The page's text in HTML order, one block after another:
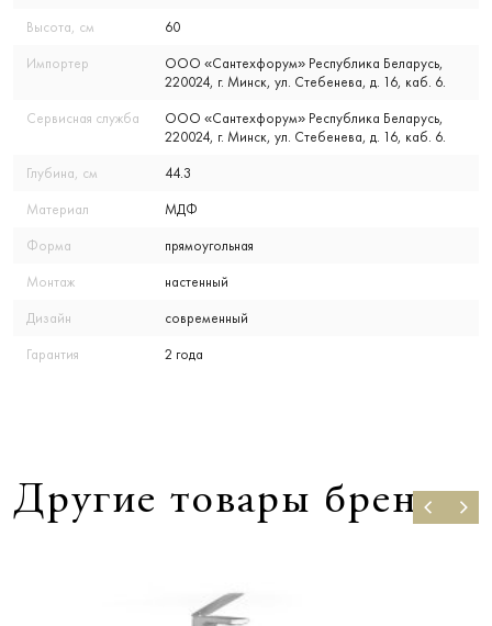
Высота, см 60
Импортер
ООО «Сантехфорум» Республика Беларусь,
220024, г. Минск, ул. Стебенева, д. 16, каб. 6.
Сервисная служба
ООО «Сантехфорум» Республика Беларусь,
220024, г. Минск, ул. Стебенева, д. 16, каб. 6.
Глубина, см 44.3
Материал МДФ
Форма прямоугольная
Монтаж настенный
Дизайн современный
Гарантия 2 года
Другие товары бренда